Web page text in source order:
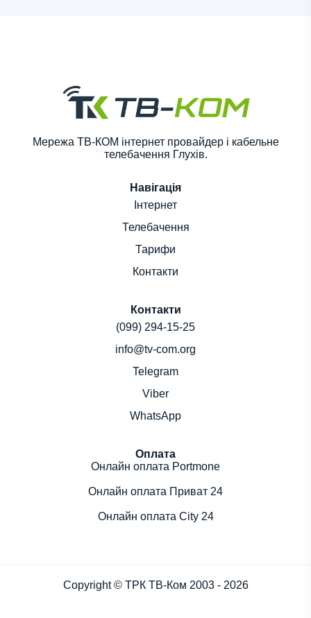
Мережа ТВ-КОМ інтернет провайдер і кабельне
телебачення Глухів.
Навігація
Інтернет
Телебачення
Тарифи
Контакти
Контакти
(099) 294-15-25
info@tv-com.org
Telegram
Viber
WhatsApp
Оплата
Онлайн оплата Portmone
Онлайн оплата Приват 24
Онлайн оплата City 24
Copyright © ТРК ТВ-Ком 2003 - 2026